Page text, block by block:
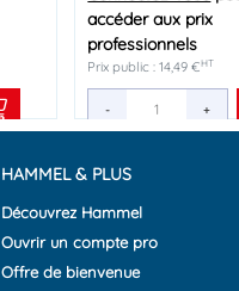
accéder aux prix
professionnels
Prix public : 14,49 €HT
- +
accéder aux prix
professionnels
Prix public : 2,76 €HT
- +
HAMMEL & PLUS
Découvrez Hammel
Ouvrir un compte pro
Offre de bienvenue